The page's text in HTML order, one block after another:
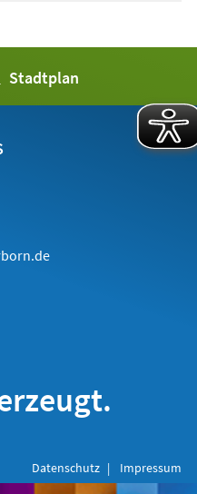
Stadtplan
Datenschutz Impressum